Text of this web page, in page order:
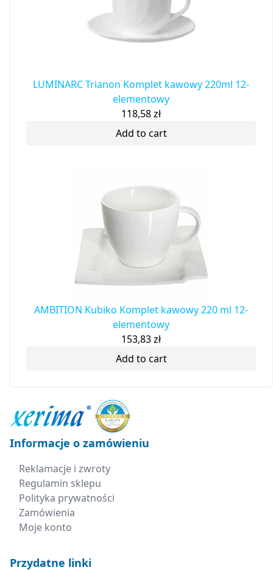
LUMINARC Trianon Komplet kawowy 220ml 12-
elementowy
118,58zł
Add to cart
AMBITION Kubiko Komplet kawowy 220 ml 12-
elementowy
153,83zł
Add to cart
Informacje o zamówieniu
Reklamacje i zwroty
Regulamin sklepu
Polityka prywatności
Zamówienia
Moje konto
Przydatne linki